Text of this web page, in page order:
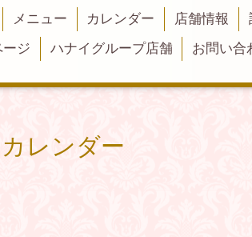
メニュー カレンダー 店舗情報
ジ ハナイグループ店舗 お問い合
カレンダー